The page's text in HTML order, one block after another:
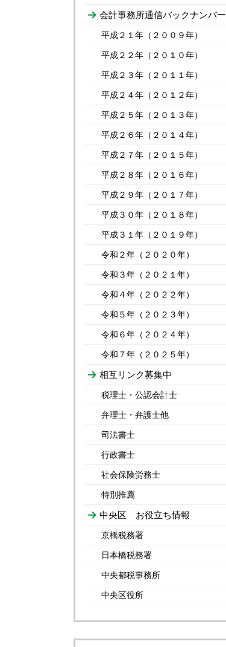
会計事務所通信バックナンバー
平成２１年（２００９年）
平成２２年（２０１０年）
平成２３年（２０１１年）
平成２４年（２０１２年）
平成２５年（２０１３年）
平成２６年（２０１４年）
平成２７年（２０１５年）
平成２８年（２０１６年）
平成２９年（２０１７年）
平成３０年（２０１８年）
平成３１年（２０１９年）
令和２年（２０２０年）
令和３年（２０２１年）
令和４年（２０２２年）
令和５年（２０２３年）
令和６年（２０２４年）
令和７年（２０２５年）
相互リンク募集中
税理士・公認会計士
弁理士・弁護士他
司法書士
行政書士
社会保険労務士
特別推薦
中央区 お役立ち情報
京橋税務署
日本橋税務署
中央都税事務所
中央区役所